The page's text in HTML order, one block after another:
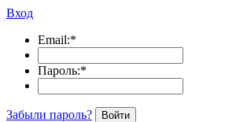
Вход
Email:*
Пароль:*
Забыли пароль? Войти